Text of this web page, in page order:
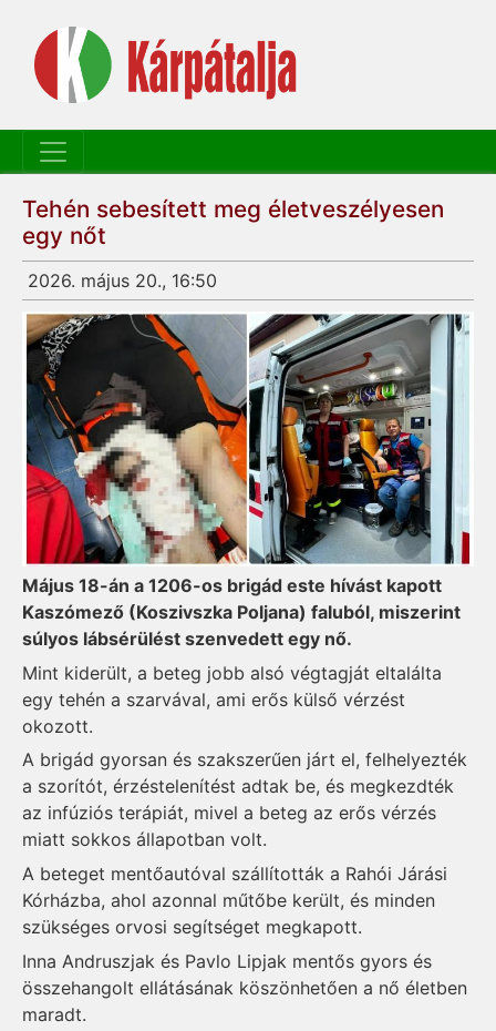
Tehén sebesített meg életveszélyesen
egy nőt
2026. május 20., 16:50
Május 18-án a 1206-os brigád este hívást kapott
Kaszómező (Koszivszka Poljana) faluból, miszerint
súlyos lábsérülést szenvedett egy nő.
Mint kiderült, a beteg jobb alsó végtagját eltalálta
egy tehén a szarvával, ami erős külső vérzést
okozott.
A brigád gyorsan és szakszerűen járt el, felhelyezték
a szorítót, érzéstelenítést adtak be, és megkezdték
az infúziós terápiát, mivel a beteg az erős vérzés
miatt sokkos állapotban volt.
A beteget mentőautóval szállították a Rahói Járási
Kórházba, ahol azonnal műtőbe került, és minden
szükséges orvosi segítséget megkapott.
Inna Andruszjak és Pavlo Lipjak mentős gyors és
összehangolt ellátásának köszönhetően a nő életben
maradt.